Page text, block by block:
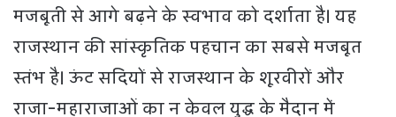
मजबूती से आगे बढ़ने के स्वभाव को दर्शाता है। यह
राजस्थान की सांस्कृतिक पहचान का सबसे मजबूत
स्तंभ है। ऊंट सदियों से राजस्थान के शूरवीरों और
राजा-महाराजाओं का न केवल युद्ध के मैदान में